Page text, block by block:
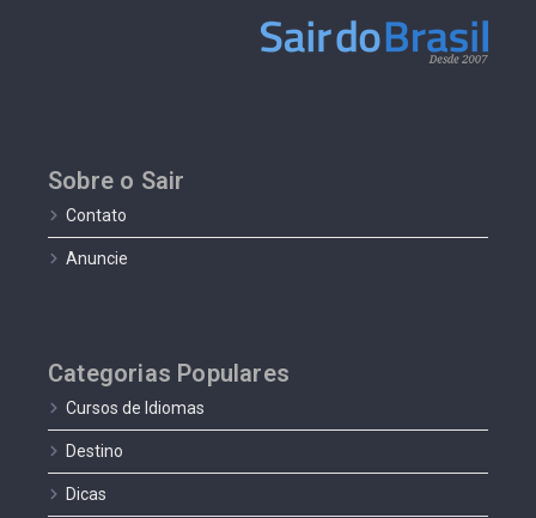
Sobre o Sair
Contato
Anuncie
Categorias Populares
Cursos de Idiomas
Destino
Dicas